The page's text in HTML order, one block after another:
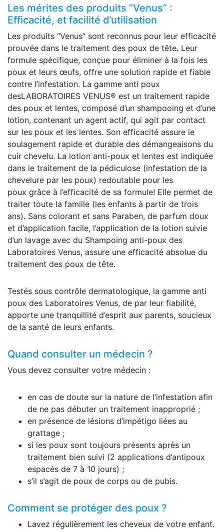
Les mérites des produits “Venus” :
Efficacité, et facilité d’utilisation
Les produits “Venus” sont reconnus pour leur efficacité
prouvée dans le traitement des poux de tête. Leur
formule spécifique, conçue pour éliminer à la fois les
poux et leurs œufs, offre une solution rapide et fiable
contre l’infestation. La gamme anti poux
desLABORATOIRES VENUS® est un traitement rapide
des poux et lentes, composé d’un shampooing et d’une
lotion, contenant un agent actif, qui agit par contact
sur les poux et les lentes. Son efficacité assure le
soulagement rapide et durable des démangeaisons du
cuir chevelu. La lotion anti-poux et lentes est indiquée
dans le traitement de la pédiculose (infestation de la
chevelure par les poux) redoutable pour les
poux grâce à l’efficacité de sa formule! Elle permet de
traiter toute la famille (les enfants à partir de trois
ans). Sans colorant et sans Paraben, de parfum doux
et d’application facile, l’application de la lotion suivie
d’un lavage avec du Shampoing anti-poux des
Laboratoires Venus, assure une efficacité absolue du
traitement des poux de tête.
Testés sous contrôle dermatologique, la gamme anti
poux des Laboratoires Venus, de par leur fiabilité,
apporte une tranquillité d’esprit aux parents, soucieux
de la santé de leurs enfants.
Quand consulter un médecin ?
Vous devez consulter votre médecin :
en cas de doute sur la nature de l’infestation afin
de ne pas débuter un traitement inapproprié ;
en présence de lésions d’impétigo liées au
grattage ;
si les poux sont toujours présents après un
traitement bien suivi (2 applications d’antipoux
espacés de 7 à 10 jours) ;
s’il s’agit de poux de corps ou de pubis.
Comment se protéger des poux ?
Lavez régulièrement les cheveux de votre enfant.